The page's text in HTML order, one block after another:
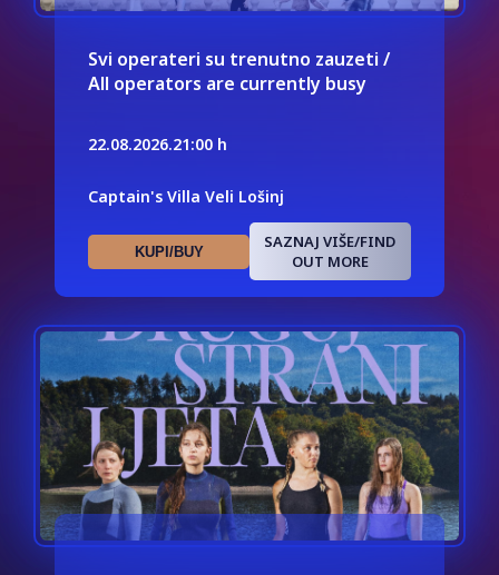
Svi operateri su trenutno zauzeti /
All operators are currently busy
22.08.2026.21:00 h
Captain's Villa Veli Lošinj
KUPI/BUY
SAZNAJ VIŠE/FIND
OUT MORE